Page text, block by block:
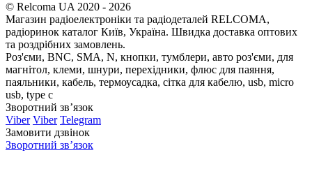
© Relcoma UA 2020 - 2026
Магазин радіоелектроніки та радіодеталей RELCOMA,
радіоринок каталог Київ, Україна. Швидка доставка оптових
та роздрібних замовлень.
Роз'єми, BNC, SMA, N, кнопки, тумблери, авто роз'єми, для
магнітол, клеми, шнури, перехідники, флюс для паяння,
паяльники, кабель, термоусадка, сітка для кабелю, usb, micro
usb, type c
Зворотний зв’язок
Viber Viber Telegram
Замовити дзвінок
Зворотний зв’язок